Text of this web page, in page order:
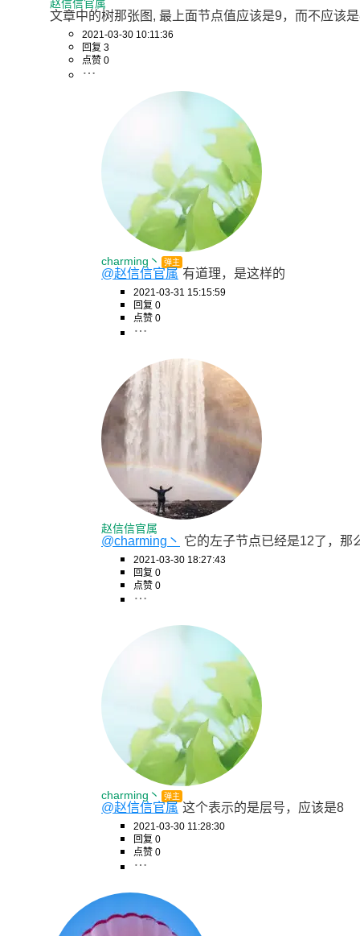
赵信信官属
文章中的树那张图, 最上面节点值应该是9，而不应该
2021-03-30 10:11:36
回复 3
点赞 0
charming丶 弹主
@赵信信官属 有道理，是这样的
2021-03-31 15:15:59
回复 0
点赞 0
赵信信官属
@charming丶 它的左子节点已经是12了，那
2021-03-30 18:27:43
回复 0
点赞 0
charming丶 弹主
@赵信信官属 这个表示的是层号，应该是8
2021-03-30 11:28:30
回复 0
点赞 0